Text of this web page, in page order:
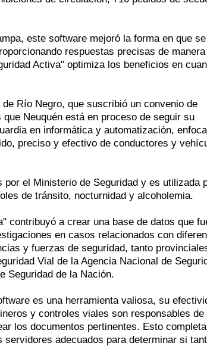
este software mejoró la forma en que se
respuestas precisas de
Activa" optimiza los beneficios en
Río Negro, que suscribió un convenio de
Neuquén está en proceso de seguir su
en informática y automatización,
preciso y efectivo de conductores y
el Ministerio de Seguridad y es utilizada
de tránsito, nocturnidad y alcoholemia.
contribuyó a crear una base de datos que
en casos relacionados con
y fuerzas de seguridad, tanto
Vial de la Agencia Nacional de
Seguridad de la Nación.
es una herramienta valiosa, su
y controles viales son responsables de
los documentos pertinentes. Esto completa
adecuados para determinar si